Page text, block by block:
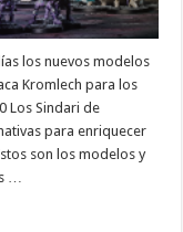
los nuevos modelos
Kromlech para los
Los Sindari de
para enriquecer
son los modelos y
…